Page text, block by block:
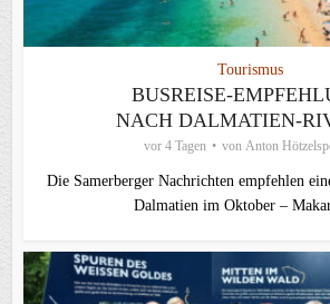
Tourismus
BUSREISE-
NACH DALMATIEN-
vor 4 Tagen von Anton
Die Samerberger Nachrichten empfehlen
Dalmatien im Oktober –